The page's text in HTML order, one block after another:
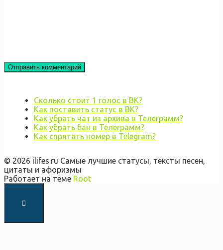
Сколько стоит 1 голос в ВК?
Как поставить статус в ВК?
Как убрать чат из архива в Телеграмм?
Как убрать бан в Телеграмм?
Как спрятать номер в Telegram?
© 2026 ilifes.ru Самые лучшие статусы, тексты песен,
цитаты и афоризмы
Работает на теме Root